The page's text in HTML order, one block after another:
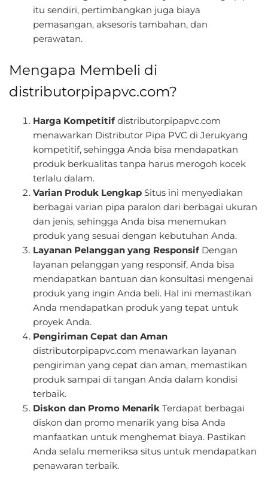
itu sendiri, pertimbangkan juga biaya
pemasangan, aksesoris tambahan, dan
perawatan.
Mengapa Membeli di
distributorpipapvc.com?
Harga Kompetitif distributorpipapvc.com
menawarkan Distributor Pipa PVC di Jerukyang
kompetitif, sehingga Anda bisa mendapatkan
produk berkualitas tanpa harus merogoh kocek
terlalu dalam.
Varian Produk Lengkap Situs ini menyediakan
berbagai varian pipa paralon dari berbagai ukuran
dan jenis, sehingga Anda bisa menemukan
produk yang sesuai dengan kebutuhan Anda.
Layanan Pelanggan yang Responsif Dengan
layanan pelanggan yang responsif, Anda bisa
mendapatkan bantuan dan konsultasi mengenai
produk yang ingin Anda beli. Hal ini memastikan
Anda mendapatkan produk yang tepat untuk
proyek Anda.
Pengiriman Cepat dan Aman
distributorpipapvc.com menawarkan layanan
pengiriman yang cepat dan aman, memastikan
produk sampai di tangan Anda dalam kondisi
terbaik.
Diskon dan Promo Menarik Terdapat berbagai
diskon dan promo menarik yang bisa Anda
manfaatkan untuk menghemat biaya. Pastikan
Anda selalu memeriksa situs untuk mendapatkan
penawaran terbaik.